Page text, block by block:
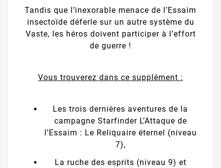
Tandis que l’inexorable menace de l’Essaim
insectoïde déferle sur un autre système du
Vaste, les héros doivent participer à l’effort
de guerre !
Vous trouverez dans ce supplément :
Les trois dernières aventures de la
campagne Starfinder L’Attaque de
l’Essaim : Le Reliquaire éternel (niveau
7),
La ruche des esprits (niveau 9) et